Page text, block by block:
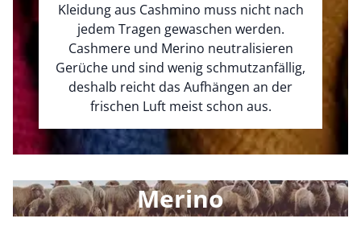
Kleidung aus Cashmino muss nicht nach
jedem Tragen gewaschen werden.
Cashmere und Merino neutralisieren
Gerüche und sind wenig schmutzanfällig,
deshalb reicht das Aufhängen an der
frischen Luft meist schon aus.
Merino